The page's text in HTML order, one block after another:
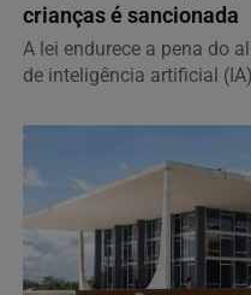
crianças é sancionada
A lei endurece a pena do
de inteligência artificial